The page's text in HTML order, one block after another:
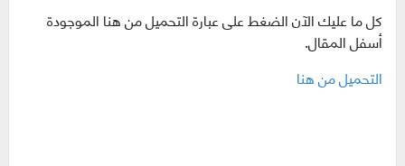
كل ما عليك الآن الضغط على عبارة التحميل من هنا الموجودة
أسفل المقال.
التحميل من هنا